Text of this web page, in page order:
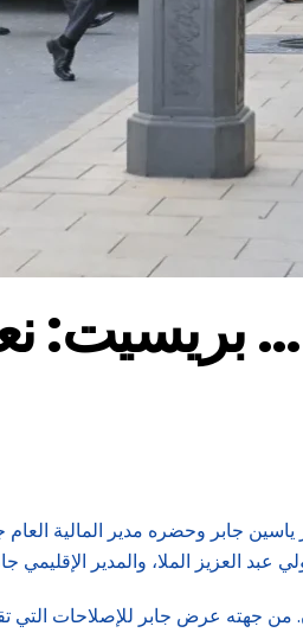
بريسيت:
ياسين جابر وحضره مدير المالية
من جهته عرض جابر للإصلاحات التي